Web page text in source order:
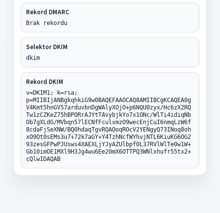
Rekord DMARC
Brak rekordu
Selektor DKIM
dkim
Rekord DKIM
v=DKIM1; k=rsa;
p=MIIBIjANBgkqhkiG9w0BAQEFAAOCAQ8AMIIBCgKCAQEA0g
V4Kmt5hnGV57arduvbnDgWAlyXOjO+p6NQU0zyx/Hc6zX2RQ
Tw1zCZKeZ75hBPORrAJYtTAvybjkYo7x1ONc/WlTi4idiqNb
Ob7gXLdG/MVbqn57lECNfFculxmzO9wecEnjCuI6nmqLzW6f
8cdaFjSeXNW/BQ0hdaqTgvRQAOoqROcV2YENgyQ73INoq8oh
xO9Ot0sEMs3u7+72k7aGY+Y4TzhNcfWYhvjNTL6KiuKG6OG2
93zesGFPwPJUsws4XAEXLjYJyAZUlbpf0L37RVlWlTe0w1W+
Gb10imOE1MXl9H3Jg4wu6Ee20mX6OTTPQ3WNlxhufr55tx2+
cQlwIDAQAB